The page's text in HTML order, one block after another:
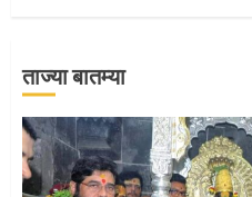
1
ताज्या बातम्या